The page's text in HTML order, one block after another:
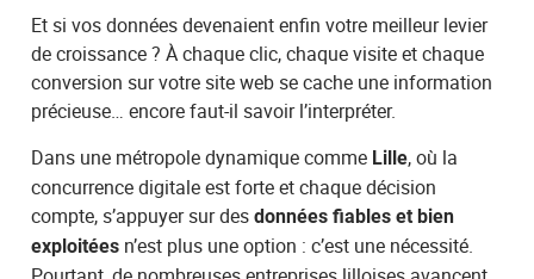
En soumettant ce formulaire, j'accepte que les informations saisies soient
exploitées afin de traiter ma demande. *
ENVOYER
Et si vos données devenaient enfin votre meilleur levier
de croissance ? À chaque clic, chaque visite et chaque
conversion sur votre site web se cache une information
précieuse… encore faut-il savoir l’interpréter.
Dans une métropole dynamique comme Lille, où la
concurrence digitale est forte et chaque décision
compte, s’appuyer sur desdonnées fiables et bien
exploitées n’est plus une option : c’est une nécessité.